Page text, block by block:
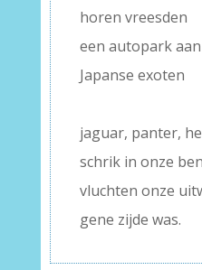
horen vreesden
een autopark
Japanse exoten
jaguar, panter,
schrik in onze
vluchten onze
gene zijde was.